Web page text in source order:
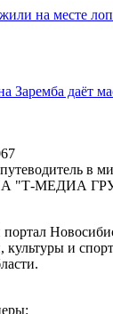
на месте
Заремба даёт
в
"Т-МЕДИА
культуры и